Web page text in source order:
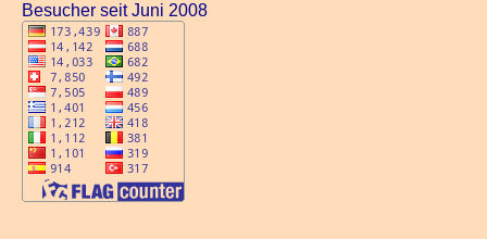
Besucher seit Juni 2008